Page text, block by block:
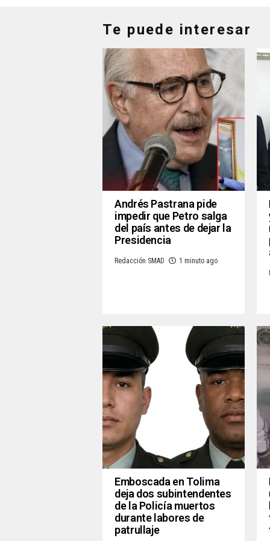
Te puede interesar
Andrés Pastrana pide
impedir que Petro salga
del país antes de dejar la
Presidencia
Redacción SMAD 1 minuto ago
Emboscada en Tolima
deja dos subintendentes
de la Policía muertos
durante labores de
patrullaje